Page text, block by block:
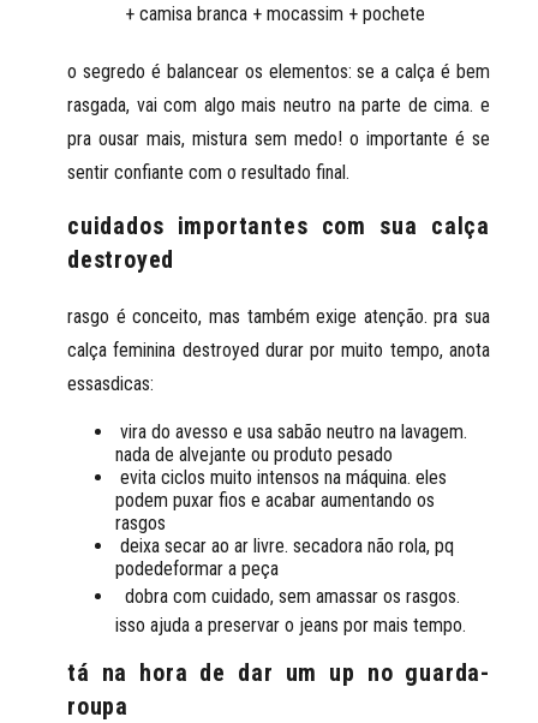
+ camisa branca + mocassim + pochete
o segredo é balancear os elementos: se a calça é bem
rasgada, vai com algo mais neutro na parte de cima. e
pra ousar mais, mistura sem medo! o importante é se
sentir confiante com o resultado final.
cuidados importantes com sua calça
destroyed
rasgo é conceito, mas também exige atenção. pra sua
calça feminina destroyed durar por muito tempo, anota
essasdicas:
vira do avesso e usa sabão neutro na lavagem.
nada de alvejante ou produto pesado
evita ciclos muito intensos na máquina. eles
podem puxar fios e acabar aumentando os
rasgos
deixa secar ao ar livre. secadora não rola, pq
podedeformar a peça
dobra com cuidado, sem amassar os rasgos.
isso ajuda a preservar o jeans por mais tempo.
tá na hora de dar um up no guarda-
roupa